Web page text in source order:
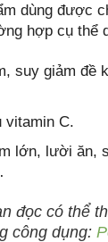
dùng được
hợp cụ thể
suy giảm đề
vitamin C.
lớn, lười ăn,
đọc có thể
công dụng: